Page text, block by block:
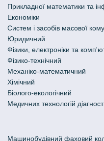
Прикладної математики та
Економіки
Систем і засобів масової
Юридичний
Фізики, електроніки та
Фізико-технічний
Механіко-математичний
Хімічний
Біолого-екологічний
Медичних технологій
Машинобудівний фаховий